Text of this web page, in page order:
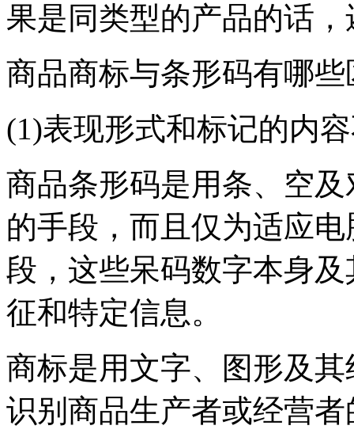
果是同类型的产品的话
商品商标与条形码有哪些
(1)表现形式和标记的内
商品条形码是用条、空
的手段，而且仅为适应
段，这些呆码数字本身
征和特定信息。
商标是用文字、图形及
识别商品生产者或经营